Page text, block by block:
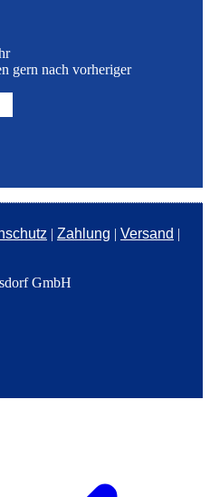
gern nach vorheriger
| Zahlung | Versand |
GmbH